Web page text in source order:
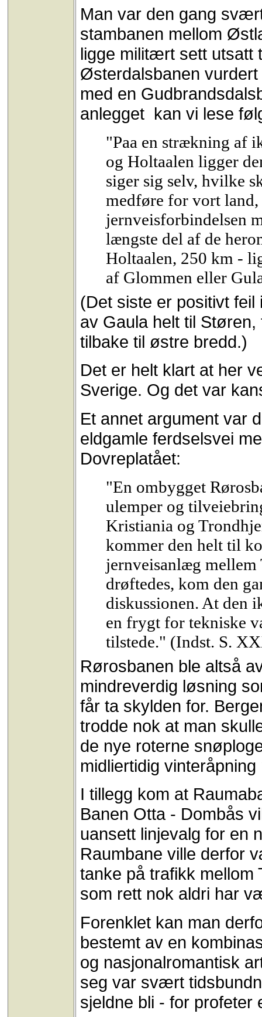
Man var den gang
stambanen mellom
ligge militært sett utsatt
Østerdalsbanen
med en
anlegget kan vi lese
"Paa en strækning af
og Holtaalen ligger
siger sig selv, hvilke
medføre for vort land,
jernveisforbindelsen
længste del af de
Holtaalen, 250 km -
af Glommen eller
(Det siste er positivt
av Gaula helt til
tilbake til østre bredd.)
Det er helt klart at her
Sverige. Og det var
Et annet argument var
eldgamle ferdselsvei
Dovreplatået:
"En ombygget
ulemper og
Kristiania og
kommer den helt til
jernveisanlæg mellem
drøftedes, kom den
diskussionen. At den
en frygt for tekniske
tilstede." (Indst. S.
Rørosbanen ble altså
mindreverdig løsning
får ta skylden for.
trodde nok at man
de nye roterne
midliertidig
I tillegg kom at
Banen Otta - Dombås
uansett linjevalg for en
Raumbane ville derfor
tanke på trafikk mellom
som rett nok aldri har
Forenklet kan man
bestemt av en
og nasjonalromantisk
seg var svært
sjeldne bli - for profeter